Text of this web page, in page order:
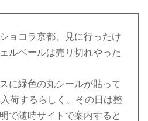
ョコラ京都、見に行ったけ
ルベールは売り切れやった
に緑色の丸シールが貼って
荷するらしく、その日は整
で随時サイトで案内すると